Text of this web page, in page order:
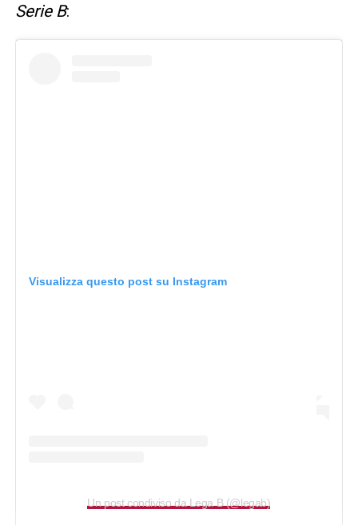
Serie B:
Visualizza questo post su Instagram
Un post condiviso da Lega B (@legab)